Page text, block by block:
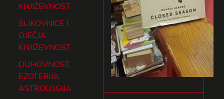
KNJIŽEVNOST
SLIKOVNICE I
DJEČJA
KNJIŽEVNOST
DUHOVNOST,
EZOTERIJA,
ASTROLOGIJA